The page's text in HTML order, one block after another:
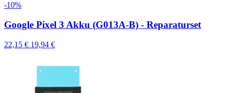
-10%
Google Pixel 3 Akku (G013A-B) - Reparaturset
22,15 € 19,94 €